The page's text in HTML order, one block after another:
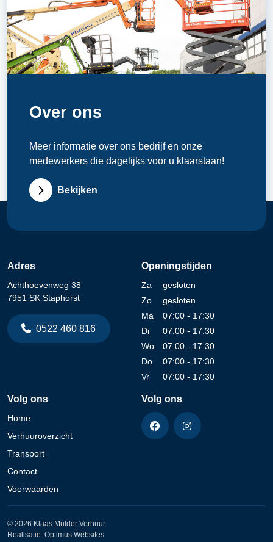
Over ons
Meer informatie over ons bedrijf en onze
medewerkers die dagelijks voor u klaarstaan!
Bekijken
Adres
Achthoevenweg 38
7951 SK Staphorst
0522 460 816
Openingstijden
Za
gesloten
Zo
gesloten
Ma
07:00 - 17:30
Di
07:00 - 17:30
Wo
07:00 - 17:30
Do
07:00 - 17:30
Vr
07:00 - 17:30
Volg ons
Home
Verhuuroverzicht
Transport
Contact
Voorwaarden
Volg ons
© 2026 Klaas Mulder Verhuur
Realisatie: Optimus Websites